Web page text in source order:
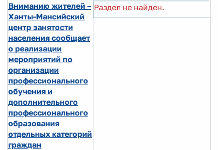
Вниманию жителей –
Ханты-Мансийский
центр занятости
населения сообщает
о реализации
мероприятий по
организации
профессионального
обучения и
дополнительного
профессионального
образования
отдельных категорий
граждан
Раздел не найден.